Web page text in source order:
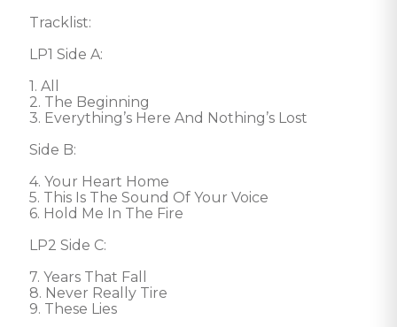
Tracklist:
LP1 Side A:
1. All
2. The Beginning
3. Everything’s Here And Nothing’s Lost
Side B:
4. Your Heart Home
5. This Is The Sound Of Your Voice
6. Hold Me In The Fire
LP2 Side C:
7. Years That Fall
8. Never Really Tire
9. These Lies